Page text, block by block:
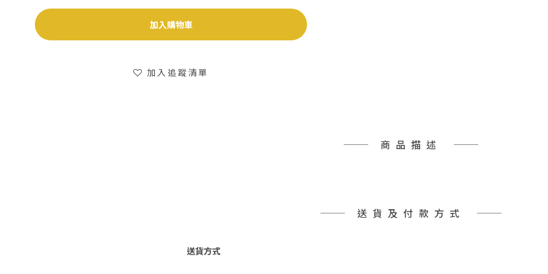
加入購物車
加入追蹤清單
商品描述
送貨及付款方式
送貨方式